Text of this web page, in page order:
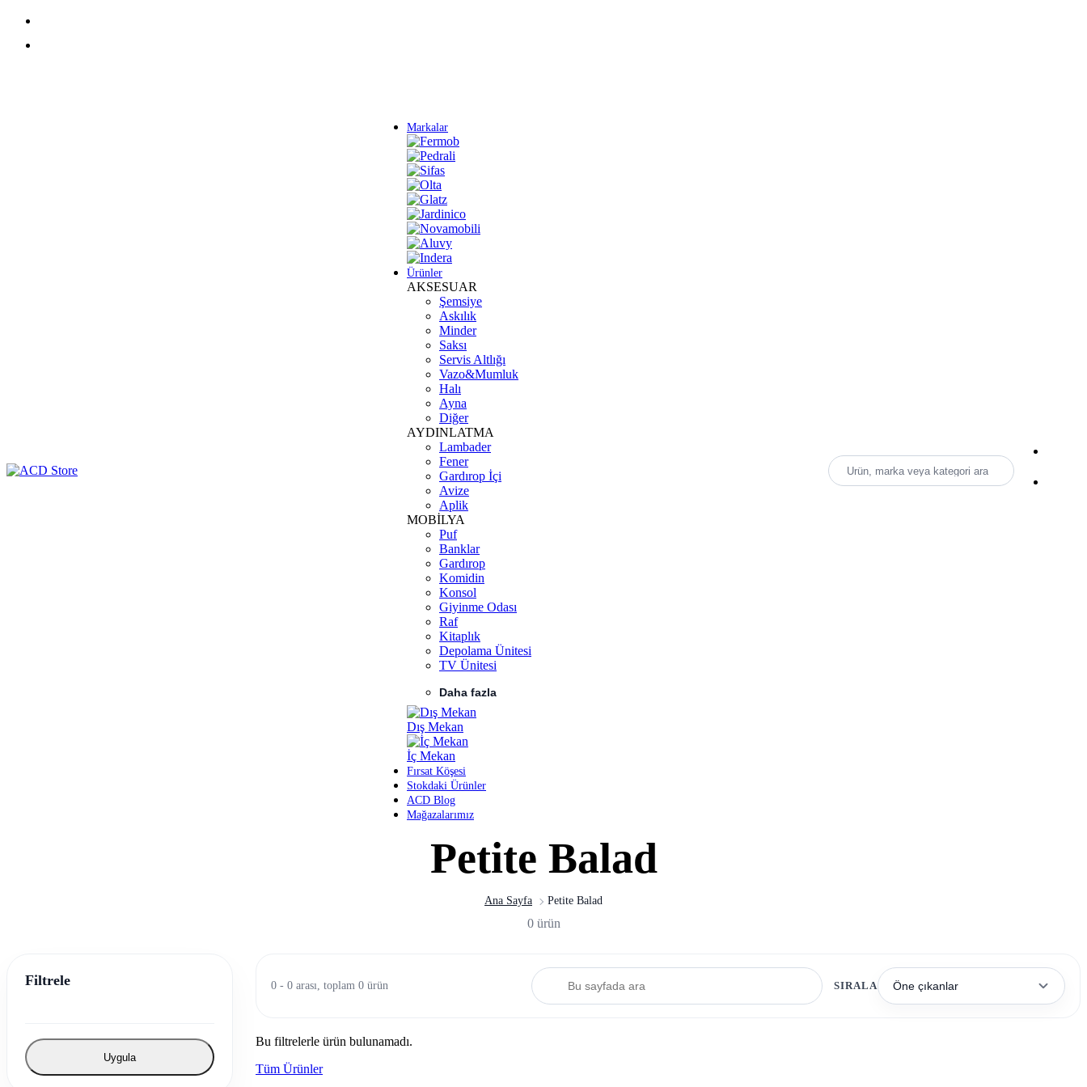
Ürün, marka veya kategori ara
Markalar
Ürünler
AKSESUAR
Şemsiye
Askılık
Minder
Saksı
Servis Altlığı
Vazo&Mumluk
Halı
Ayna
Diğer
AYDINLATMA
Lambader
Fener
Gardırop İçi
Avize
Aplik
MOBİLYA
Puf
Banklar
Gardırop
Komidin
Konsol
Giyinme Odası
Raf
Kitaplık
Depolama Ünitesi
TV Ünitesi
Daha fazla
Dış Mekan
İç Mekan
Fırsat Köşesi
Stokdaki Ürünler
ACD Blog
Mağazalarımız
Petite Balad
Ana Sayfa Petite Balad
0 ürün
Filtrele
Uygula
0 - 0 arası, toplam 0 ürün SIRALA Öne çıkanlar
Bu filtrelerle ürün bulunamadı.
Tüm Ürünler